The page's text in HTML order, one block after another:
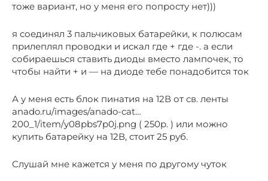
тоже вариант, но у меня его попросту нет)))
я соединял 3 пальчиковых батарейки, к полюсам
прилеплял проводки и искал где + где -. а если
собираешься ставить диоды вместо лампочек, то
чтобы найти + и — на диоде тебе понадобится ток
А у меня есть блок пинатия на 12В от св. ленты
anado.ru/images/anado-cat…
200_1/item/y08pbs7p0j.png ( 250р. ) или можно
купить батарейку на 12В, стоит 25 руб.
Слушай мне кажется у меня по другому чуток